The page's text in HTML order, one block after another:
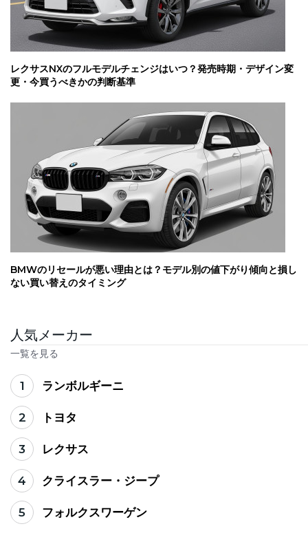
レクサスNXのフルモデルチェンジはいつ？発売時期・デザイン変
更・今買うべきかの判断基準
BMWのリセールが悪い理由とは？モデル別の値下がり傾向と損し
ない買い替えのタイミング
人気メーカー
一覧を見る
1 ランボルギーニ
2 トヨタ
3 レクサス
4 クライスラー・ジープ
5 フォルクスワーゲン